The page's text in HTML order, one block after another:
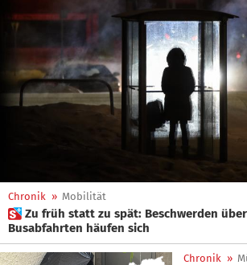
Chronik » Mobilität
 Zu früh statt zu spät: Beschwerden über zu frühe
Busabfahrten häufen sich
Chronik »